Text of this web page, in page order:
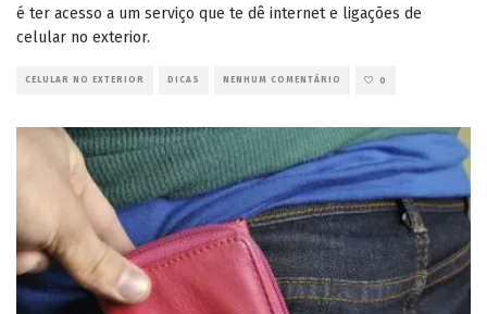
é ter acesso a um serviço que te dê internet e ligações de
celular no exterior.
CELULAR NO EXTERIOR DICAS NENHUM COMENTÁRIO 0